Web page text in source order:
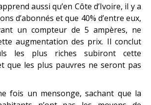
aussi qu’en Côte d’Ivoire, il y a
d’abonnés et que 40% d’entre eux,
un compteur de 5 ampères, ne
augmentation des prix. Il conclut
les plus riches subiront cette
que les plus pauvres ne seront pas
fois un mensonge, sachant que la